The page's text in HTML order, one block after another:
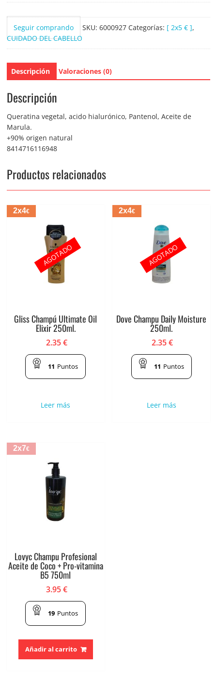
Suave
cabello
disciplinado
y
encrespado
400ml.
cantidad
Seguir comprando SKU: 6000927 Categorías: [ 2x5 € ],
CUIDADO DEL CABELLO
Descripción Valoraciones (0)
Descripción
Queratina vegetal, acido hialurónico, Pantenol, Aceite de
Marula.
+90% origen natural
8414716116948
Productos relacionados
2x4€
Gliss Champú Ultimate Oil
Elixir 250ml.
2.35€
11 Puntos
Leer más
AGOTADO
2x4€
Dove Champu Daily Moisture
250ml.
2.35€
11 Puntos
Leer más
AGOTADO
2x7€
Lovyc Champu Profesional
Aceite de Coco + Pro-vitamina
B5 750ml
3.95€
19 Puntos
Añadir al carrito